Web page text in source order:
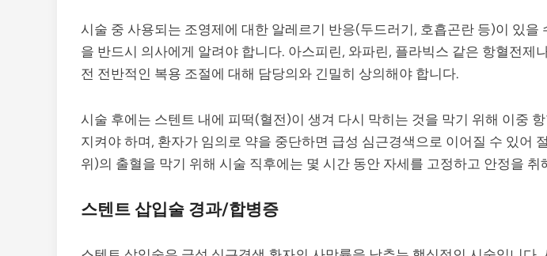
시술 중 사용되는 조영제에 대한 알레르기 반응(두드러기, 호흡곤란 등)이 있을
을 반드시 의사에게 알려야 합니다. 아스피린, 와파린, 플라빅스 같은 항혈전제
전 전반적인 복용 조절에 대해 담당의와 긴밀히 상의해야 합니다.
시술 후에는 스텐트 내에 피떡(혈전)이 생겨 다시 막히는 것을 막기 위해 이중
지켜야 하며, 환자가 임의로 약을 중단하면 급성 심근경색으로 이어질 수 있어
위)의 출혈을 막기 위해 시술 직후에는 몇 시간 동안 자세를 고정하고 안정을 취
스텐트 삽입술 경과/합병증